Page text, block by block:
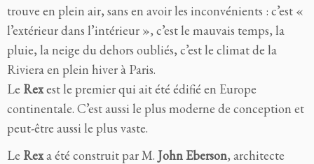
trouve en plein air, sans en avoir les inconvénients : c’est «
l’extérieur dans l’intérieur », c’est le mauvais temps, la
pluie, la neige du dehors oubliés, c’est le climat de la
Riviera en plein hiver à Paris.
Le Rexest le premier qui ait été édifié en Europe
continentale. C’est aussi le plus moderne de conception et
peut-être aussi le plus vaste.
Le Rexa été construit par M. John Eberson, architecte